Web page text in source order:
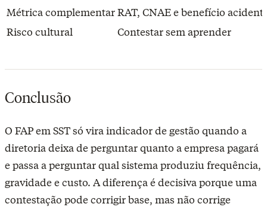
Métrica complementarRAT, CNAE e benefício
Risco cultural
Contestar sem aprender
Conclusão
O FAP em SST só vira indicador de gestão quando a
diretoria deixa de perguntar quanto a empresa pagará
e passa a perguntar qual sistema produziu frequência,
gravidade e custo. A diferença é decisiva porque uma
contestação pode corrigir base, mas não corrige